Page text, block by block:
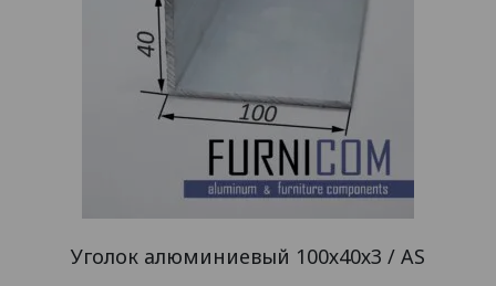
Уголок алюминиевый 100х40х3 / AS